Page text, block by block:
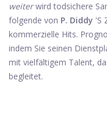
weiterwird todsichere
folgende von P. Diddy 'S
kommerzielle Hits.
indem Sie seinen
mit vielfältigem Talent,
begleitet.